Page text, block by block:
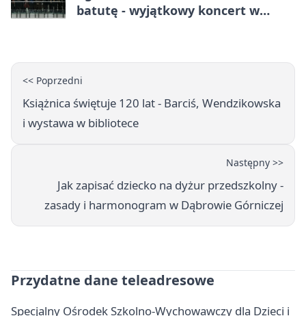
batutę - wyjątkowy koncert w
<< Poprzedni
Książnica świętuje 120 lat - Barciś, Wendzikowska
i wystawa w bibliotece
Następny >>
Jak zapisać dziecko na dyżur przedszkolny -
zasady i harmonogram w Dąbrowie Górniczej
Przydatne dane teleadresowe
Specjalny Ośrodek Szkolno-Wychowawczy dla Dzieci i